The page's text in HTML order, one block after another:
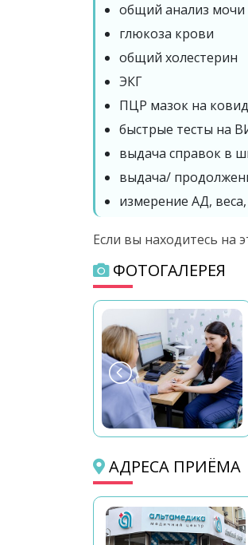
общий анализ мочи
глюкоза крови
общий холестерин
ЭКГ
ПЦР мазок на
быстрые тесты на
выдача справок в
выдача/
измерение АД,
Если вы находитесь на
ФОТОГАЛЕРЕЯ
АДРЕСА ПРИЁМА